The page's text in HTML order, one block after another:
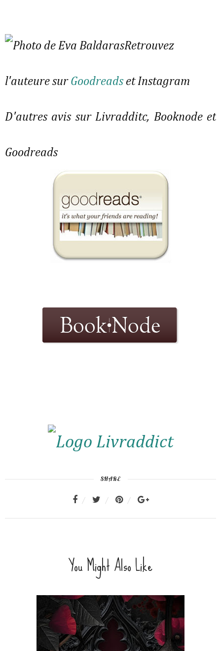
Retrouvez
l'auteure sur Goodreads et Instagram
D'autres avis sur Livradditc, Booknode et
Goodreads
SHARE
You Might Also Like